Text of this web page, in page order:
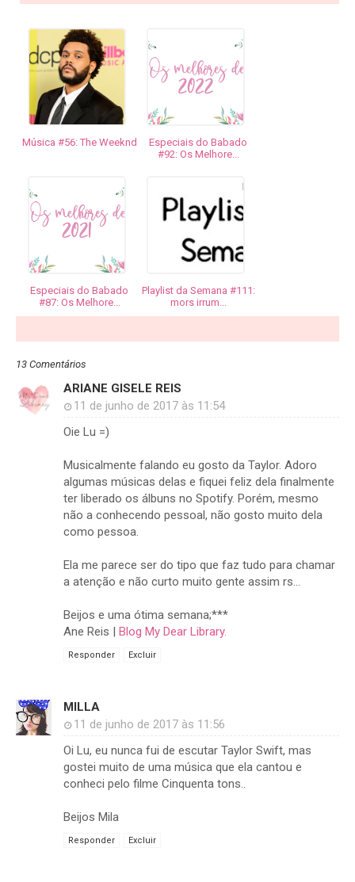
Música #56: The Weeknd
Especiais do Babado
#92: Os Melhore...
Especiais do Babado
#87: Os Melhore...
Playlist da Semana #111:
mors irrum...
13 Comentários
ARIANE GISELE REIS
11 de junho de 2017 às 11:54
Oie Lu =)
Musicalmente falando eu gosto da Taylor. Adoro
algumas músicas delas e fiquei feliz dela finalmente
ter liberado os álbuns no Spotify. Porém, mesmo
não a conhecendo pessoal, não gosto muito dela
como pessoa.
Ela me parece ser do tipo que faz tudo para chamar
a atenção e não curto muito gente assim rs...
Beijos e uma ótima semana;***
Ane Reis |
Blog My Dear Library.
Responder Excluir
MILLA
11 de junho de 2017 às 11:56
Oi Lu, eu nunca fui de escutar Taylor Swift, mas
gostei muito de uma música que ela cantou e
conheci pelo filme Cinquenta tons..
Beijos Mila
Responder Excluir